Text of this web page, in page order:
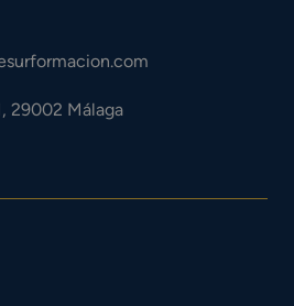
29002 Málaga